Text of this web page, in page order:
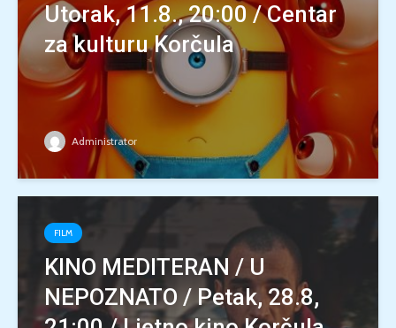
Utorak, 11.8., 20:00 / Centar
za kulturu Korčula
Administrator
FILM
KINO MEDITERAN / U
NEPOZNATO / Petak, 28.8,